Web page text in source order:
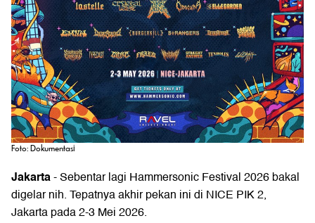
Foto: Dokumentasi
Jakarta- Sebentar lagi Hammersonic Festival 2026bakal
digelar nih. Tepatnya akhir pekan ini di NICE PIK 2,
Jakarta pada 2-3 Mei 2026.